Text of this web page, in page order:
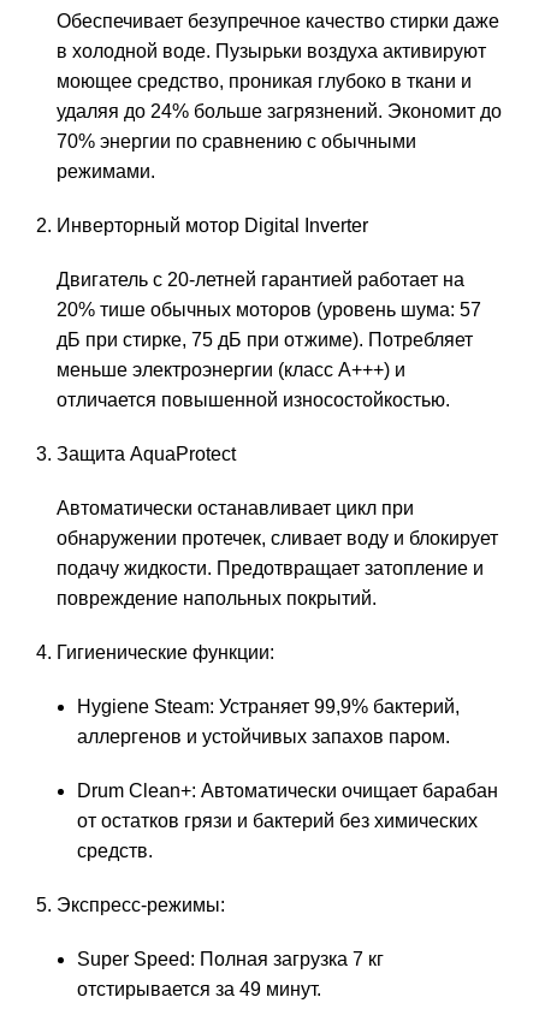
Обеспечивает безупречное качество стирки даже
в холодной воде. Пузырьки воздуха активируют
моющее средство, проникая глубоко в ткани и
удаляя до 24% больше загрязнений. Экономит до
70% энергии по сравнению с обычными
режимами.
Инверторный мотор Digital Inverter
Двигатель с 20-летней гарантией работает на
20% тише обычных моторов (уровень шума: 57
дБ при стирке, 75 дБ при отжиме). Потребляет
меньше электроэнергии (класс A+++) и
отличается повышенной износостойкостью.
Защита AquaProtect
Автоматически останавливает цикл при
обнаружении протечек, сливает воду и блокирует
подачу жидкости. Предотвращает затопление и
повреждение напольных покрытий.
Гигиенические функции:
Hygiene Steam: Устраняет 99,9% бактерий,
аллергенов и устойчивых запахов паром.
Drum Clean+: Автоматически очищает барабан
от остатков грязи и бактерий без химических
средств.
Экспресс-режимы:
Super Speed: Полная загрузка 7 кг
отстирывается за 49 минут.